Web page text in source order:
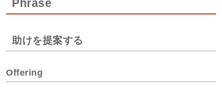
Phrase
助けを提案する
Offering